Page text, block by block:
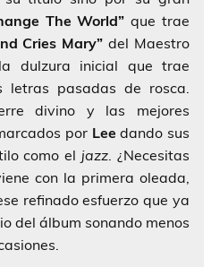
The World” que trae
Cries Mary” del Maestro
dulzura inicial que trae
letras pasadas de rosca.
divino y las mejores
por Lee dando sus
como el jazz . ¿Necesitas
con la primera oleada,
refinado esfuerzo que ya
del álbum sonando menos